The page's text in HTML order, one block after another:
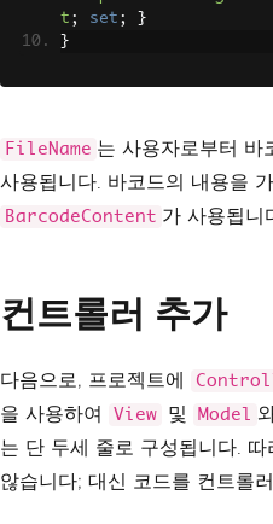
t ; set ;
}
}
FileName 는 사용자로부터 바
사용됩니다. 바코드의 내용을
BarcodeContent 가 사용됩니
컨트롤러 추가
다음으로, 프로젝트에
을 사용하여
View 및 Model
는 단 두세 줄로 구성됩니다.
않습니다; 대신 코드를 컨트롤